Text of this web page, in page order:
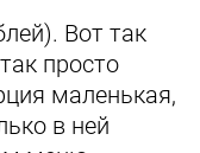
Вот так
просто
маленькая,
в ней